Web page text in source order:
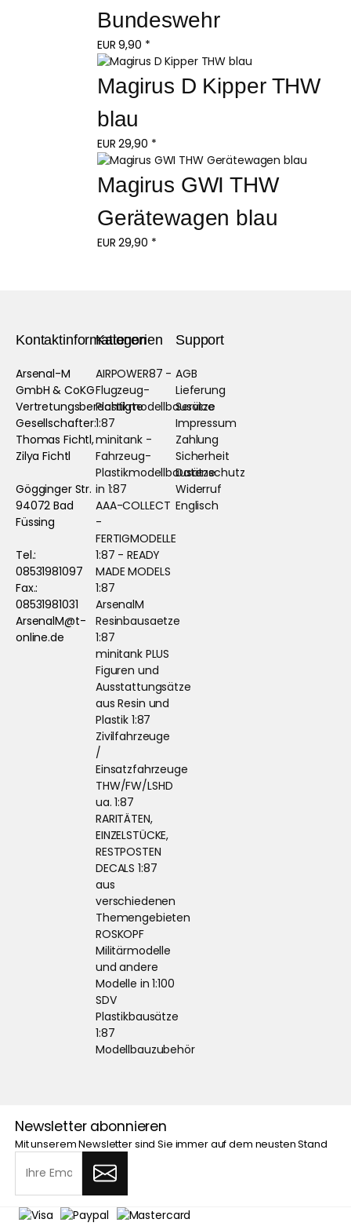
Bundeswehr
EUR 9,90 *
Magirus D Kipper THW
blau
EUR 29,90 *
Magirus GWI THW
Gerätewagen blau
EUR 29,90 *
Kontaktinformationen
Arsenal-M
GmbH & CoKG
Vertretungsberechtigte
Gesellschafter:
Thomas Fichtl,
Zilya Fichtl
Gögginger Str.
94072 Bad
Füssing
Tel.:
08531981097
Fax.:
08531981031
ArsenalM@t-
online.de
Kategorien
AIRPOWER87 -
Flugzeug-
Plastikmodellbausätze
1:87
minitank -
Fahrzeug-
Plastikmodellbausätze
in 1:87
AAA-COLLECT
-
FERTIGMODELLE
1:87 - READY
MADE MODELS
1:87
ArsenalM
Resinbausaetze
1:87
minitank PLUS
Figuren und
Ausstattungsätze
aus Resin und
Plastik 1:87
Zivilfahrzeuge
/
Einsatzfahrzeuge
THW/FW/LSHD
ua. 1:87
RARITÄTEN,
EINZELSTÜCKE,
RESTPOSTEN
DECALS 1:87
aus
verschiedenen
Themengebieten
ROSKOPF
Militärmodelle
und andere
Modelle in 1:100
SDV
Plastikbausätze
1:87
Modellbauzubehör
Support
AGB
Lieferung
Service
Impressum
Zahlung
Sicherheit
Datenschutz
Widerruf
Englisch
Newsletter abonnieren
Mit unserem Newsletter sind Sie immer auf dem neusten Stand